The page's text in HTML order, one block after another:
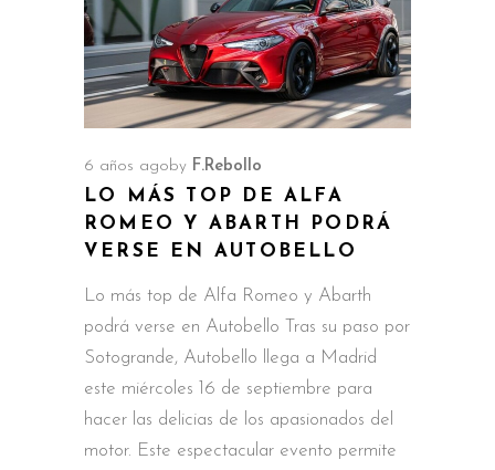
6 años ago by F.Rebollo
LO MÁS TOP DE ALFA
ROMEO Y ABARTH PODRÁ
VERSE EN AUTOBELLO
Lo más top de Alfa Romeo y Abarth
podrá verse en Autobello Tras su paso por
Sotogrande, Autobello llega a Madrid
este miércoles 16 de septiembre para
hacer las delicias de los apasionados del
motor. Este espectacular evento permite